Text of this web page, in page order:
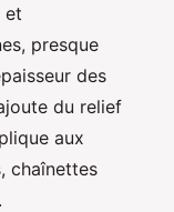
et
presque
des
du relief
aux
chaînettes